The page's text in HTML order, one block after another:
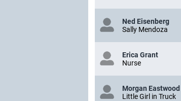
Ned Eisenberg
Sally Mendoza
Erica Grant
Nurse
Morgan Eastwood
Little Girl in Truck